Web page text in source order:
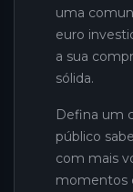
uma
euro
a sua
sólida.
Defina um
público
com mais
momentos